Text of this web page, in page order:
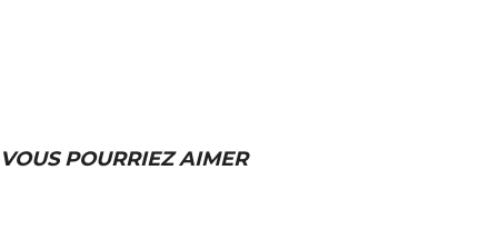
VOUS POURRIEZ AIMER